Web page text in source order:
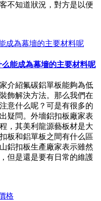
不知道狀況，對方是以便
能成為幕墻的主要材料呢
介紹氟碳鋁單板能夠為低
飾解決方法。那么我們在
意什么呢？可是有很多的
疑問。外墻鋁扣板廠家表
，其美利龍源藝板材是大
板和鋁單板之間有什么區
鋁扣板生產廠家表示雖然
但是還是要有日常的維護